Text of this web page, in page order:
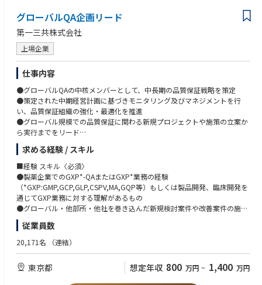
arly clinical development strategy.
■Accountabilities
Clinical Development Leadership
Represents the specific Therapeutic Area on International Multidisciplinar
y Core Teams and takes clinical development responsibility for assigned
projects, including:
・Definition of Target Product Profiles (TPP)
・Clinical Development Plans (CDP)
・Pediatric Investigational Plans (PIP)
・Core Clinical Trial Protocols
・Input to Project Analysis and Data Management Plans
・Investigator's Brochure
・Medical input to Company Core Data Sheet
・Annual Safety Reports / IND Safety Reports
・Preparation for key milestones:
・Start of Development
・Proof of Clinical Principle (PoCP)
・Release of Full Development
■Related Performance Indicators
・Provides medical oversight throughout protocol development, study c
・Responsible for continuous benefit-risk assessment.
■Required Capabilities (Skills, Experience, Competencies)
PhD or MD preferred (specialist in a Therapeutic Area or equivalent) with s
trong clinical expertise.
Up to 3 years of pharmaceutical industry experience preferred.
Successful track record in planning, conducting, and publishing basic sci
ence and/or clinical research.
Strong medical and scientific leadership ability to drive high-priority proj
ects across global matrix teams, regional BI counterparts, and external p
artners.
Ability to act with composure and resilience under pressure.
Strong project management skills.
Experience interacting with regulatory authorities, international societies,
and other key stakeholders.
Strong communication and presentation skills.
Excellent cross-functional collaboration skills and ability to work effectiv
ely in virtual teams.
Ability to establish strong partnerships with top external experts, nationa
l/international societies, and other stakeholders.
Ability to engage in advanced scientific knowledge exchange.
Fluency in both Japanese and English.
グローバルQA企画リード
第一三共株式会社
上場企業
仕事内容
●グローバルQAの中核メンバーとして、中長期の品質保証戦略を策定
●策定された中期経営計画に基づきモニタリング及びマネジメントを行
い、品質保証組織の強化・最適化を推進
●グローバル規模での品質保証に関わる新規プロジェクトや施策の立案か
ら実行までをリード
●国内外のグループ会社や関連部門と連携し、横断的な課題解決やプロセ
ス改革を推進
●経営層やステークホルダーと緊密に連携し、戦略に沿った品質保証体制
の構築に貢献
≪入社後のキャリアパス≫
ジェクトのリードを担当し、QA企画職のリーダーへの育成
●強みと適性を見据え、主要QA機能のGlobal Lead/Head、海外駐在、幹
部職への登用、薬事・サプライチェーン等の他部門への活躍の場への発展
求める経験 / スキル
■経験 スキル〈必須〉
●製薬企業でのGXP*-QAまたはGXP*業務の経験
（*GXP:GMP,GCP,GLP,CSPV,MA,GQP等）もしくは製品開発、臨床開発を
通じてGXP業務に対する理解があるもの
●グローバル・他部所・他社を巻き込んだ新規検討案件や改善案件の施策
立案及びプロジェクトリードの経験
●英語力（英語での会議において、適切に応答し、自分の発言が理解・納
得されるレベル）
し、価値創造を行った経験
従業員数
20,171名 （連結）
東京都 想定年収 800 万円 ~ 1,400 万円